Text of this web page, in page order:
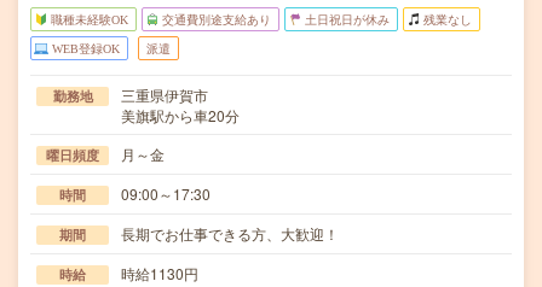
職種未経験OK 交通費別途支給あり 土日祝日が休み 残業なし
WEB登録OK 派遣
勤務地
三重県伊賀市
美旗駅から車20分
曜日頻度 月～金
時間 09:00～17:30
期間 長期でお仕事できる方、大歓迎！
時給 時給1130円